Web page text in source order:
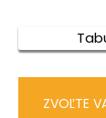
ZVOĽTE
d
p